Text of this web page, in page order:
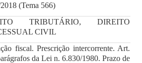
(Tema 566)
TRIBUTÁRIO, DIREITO
CIVIL
fiscal. Prescrição intercorrente. Art.
da Lei n. 6.830/1980. Prazo de